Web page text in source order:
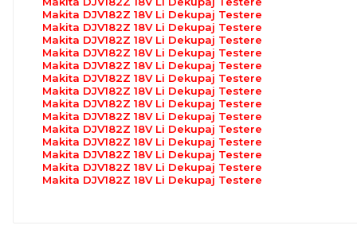
Makita DJV182Z 18V Li Dekupaj Testere
Makita DJV182Z 18V Li Dekupaj Testere
Makita DJV182Z 18V Li Dekupaj Testere
Makita DJV182Z 18V Li Dekupaj Testere
Makita DJV182Z 18V Li Dekupaj Testere
Makita DJV182Z 18V Li Dekupaj Testere
Makita DJV182Z 18V Li Dekupaj Testere
Makita DJV182Z 18V Li Dekupaj Testere
Makita DJV182Z 18V Li Dekupaj Testere
Makita DJV182Z 18V Li Dekupaj Testere
Makita DJV182Z 18V Li Dekupaj Testere
Makita DJV182Z 18V Li Dekupaj Testere
Makita DJV182Z 18V Li Dekupaj Testere
Makita DJV182Z 18V Li Dekupaj Testere